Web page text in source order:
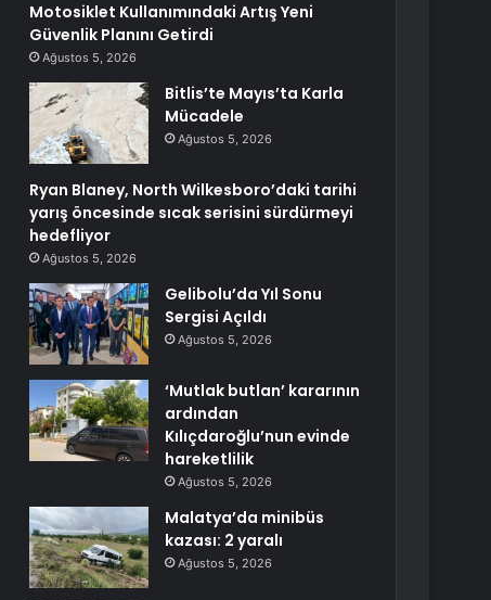
Motosiklet Kullanımındaki Artış Yeni
Güvenlik Planını Getirdi
Ağustos 5, 2026
Bitlis’te Mayıs’ta Karla
Mücadele
Ağustos 5, 2026
Ryan Blaney, North Wilkesboro’daki tarihi
yarış öncesinde sıcak serisini sürdürmeyi
hedefliyor
Ağustos 5, 2026
Gelibolu’da Yıl Sonu
Sergisi Açıldı
Ağustos 5, 2026
‘Mutlak butlan’ kararının
ardından
Kılıçdaroğlu’nun evinde
hareketlilik
Ağustos 5, 2026
Malatya’da minibüs
kazası: 2 yaralı
Ağustos 5, 2026